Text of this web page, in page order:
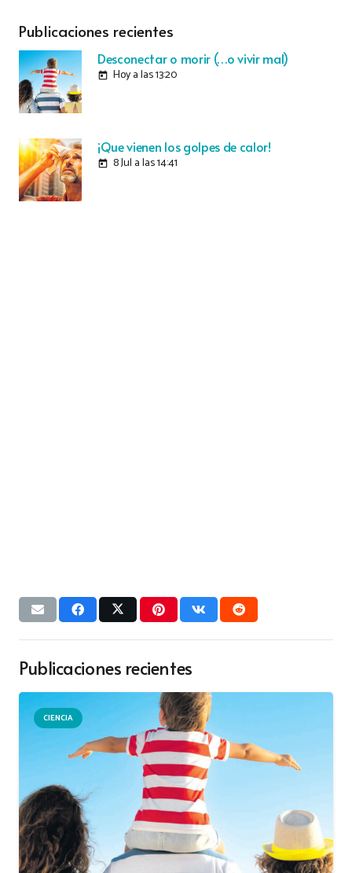
Publicaciones recientes
Desconectar o morir (…o vivir mal)
today Hoy a las 13:20
¡Que vienen los golpes de calor!
today 8 Jul a las 14:41
Publicaciones recientes
CIENCIA